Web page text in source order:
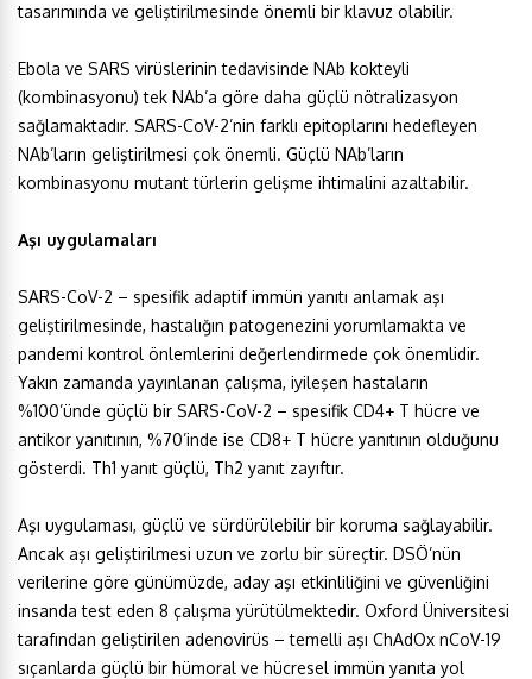
tasarımında ve geliştirilmesinde önemli bir klavuz olabilir.
Ebola ve SARS virüslerinin tedavisinde NAb kokteyli
(kombinasyonu) tek NAb’a göre daha güçlü nötralizasyon
sağlamaktadır. SARS-CoV-2’nin farklı epitoplarını hedefleyen
NAb’ların geliştirilmesi çok önemli. Güçlü NAb’ların
kombinasyonu mutant türlerin gelişme ihtimalini azaltabilir.
Aşı uygulamaları
SARS-CoV-2 – spesifik adaptif immün yanıtı anlamak aşı
geliştirilmesinde, hastalığın patogenezini yorumlamakta ve
pandemi kontrol önlemlerini değerlendirmede çok önemlidir.
Yakın zamanda yayınlanan çalışma, iyileşen hastaların
%100’ünde güçlü bir SARS-CoV-2 – spesifik CD4+ T hücre ve
antikor yanıtının, %70’inde ise CD8+ T hücre yanıtının olduğunu
gösterdi. Th1 yanıt güçlü, Th2 yanıt zayıftır.
Aşı uygulaması, güçlü ve sürdürülebilir bir koruma sağlayabilir.
Ancak aşı geliştirilmesi uzun ve zorlu bir süreçtir. DSÖ’nün
verilerine göre günümüzde, aday aşı etkinliliğini ve güvenliğini
insanda test eden 8 çalışma yürütülmektedir. Oxford Üniversitesi
tarafından geliştirilen adenovirüs – temelli aşı ChAdOx nCoV-19
sıçanlarda güçlü bir hümoral ve hücresel immün yanıta yol